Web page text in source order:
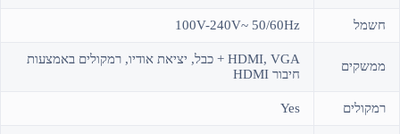
חשמל 100V-240V~ 50/60Hz
ממשקים
HDMI, VGA + כבל, יציאת אודיו, רמקולים באמצעות
חיבור HDMI
רמקולים Yes